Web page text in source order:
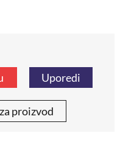
Uporedi
proizvod